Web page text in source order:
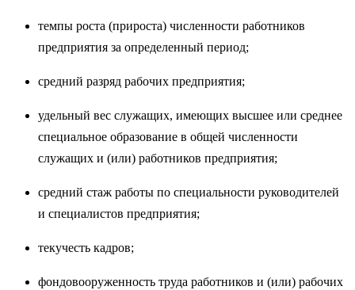
темпы роста (прироста) численности работников
предприятия за определенный период;
средний разряд рабочих предприятия;
удельный вес служащих, имеющих высшее или среднее
специальное образование в общей численности
служащих и (или) работников предприятия;
средний стаж работы по специальности руководителей
и специалистов предприятия;
текучесть кадров;
фондовооруженность труда работников и (или) рабочих